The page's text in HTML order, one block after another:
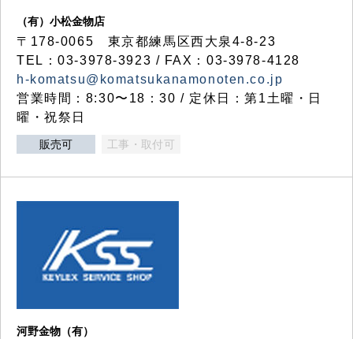
（有）小松金物店
〒178-0065 東京都練馬区西大泉4-8-23
TEL：03-3978-3923 / FAX：03-3978-4128
h-komatsu@komatsukanamonoten.co.jp
営業時間：8:30〜18：30 / 定休日：第1土曜・日
曜・祝祭日
販売可 工事・取付可
河野金物（有）